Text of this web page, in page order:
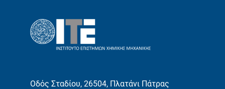
Οδός Σταδίου, 26504, Πλατάνι Πάτρας